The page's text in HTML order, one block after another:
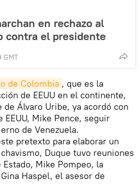
en rechazo al
contra el presidente
GMT
de Colombia , que es la
de EEUU en el continente,
de Álvaro Uribe, ya acordó con
Mike Pence, seguir
de Venezuela.
pretexto para elaborar un
Duque tuvo reuniones
Mike Pompeo, la
Haspel, el asesor de